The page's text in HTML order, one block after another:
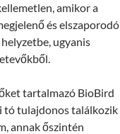
amikor a
és elszaporodó
ugyanis
tartalmazó BioBird
tó tulajdonos találkozik
annak őszintén